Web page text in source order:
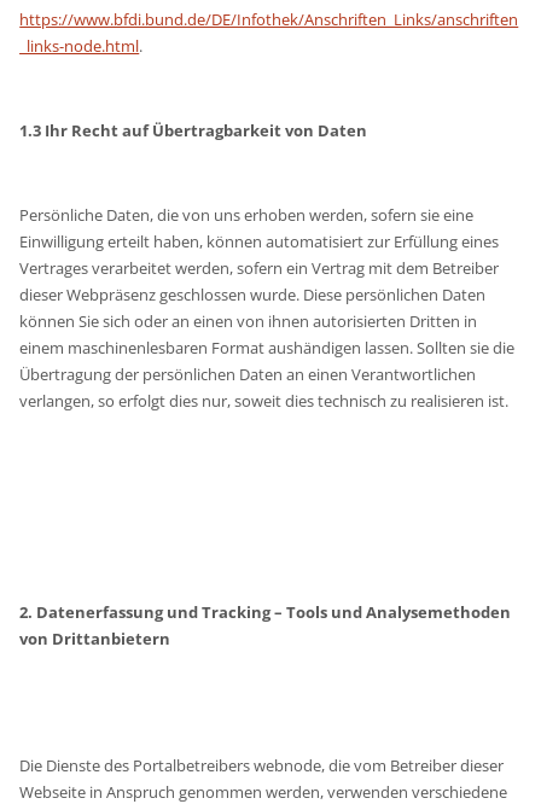
https://www.bfdi.bund.de/DE/Infothek/Anschriften_Links/anschriften
_links-node.html.
1.3 Ihr Recht auf Übertragbarkeit von Daten
Persönliche Daten, die von uns erhoben werden, sofern sie eine
Einwilligung erteilt haben, können automatisiert zur Erfüllung eines
Vertrages verarbeitet werden, sofern ein Vertrag mit dem Betreiber
dieser Webpräsenz geschlossen wurde. Diese persönlichen Daten
können Sie sich oder an einen von ihnen autorisierten Dritten in
einem maschinenlesbaren Format aushändigen lassen. Sollten sie die
Übertragung der persönlichen Daten an einen Verantwortlichen
verlangen, so erfolgt dies nur, soweit dies technisch zu realisieren ist.
2. Datenerfassung und Tracking – Tools und Analysemethoden
von Drittanbietern
Die Dienste des Portalbetreibers webnode, die vom Betreiber dieser
Webseite in Anspruch genommen werden, verwenden verschiedene